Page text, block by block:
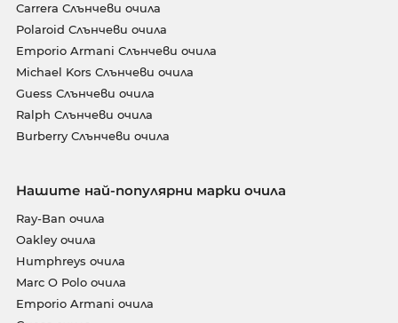
Carrera Слънчеви очила
Polaroid Слънчеви очила
Emporio Armani Слънчеви очила
Michael Kors Слънчеви очила
Guess Слънчеви очила
Ralph Слънчеви очила
Burberry Слънчеви очила
Нашите най-популярни марки очила
Ray-Ban очила
Oakley очила
Humphreys очила
Marc O Polo очила
Emporio Armani очила